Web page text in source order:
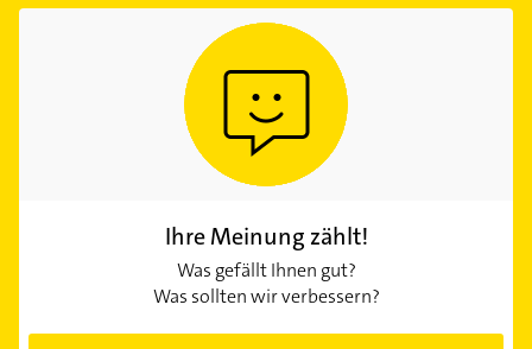
Ihre Meinung zählt!
Was gefällt Ihnen gut?
Was sollten wir verbessern?